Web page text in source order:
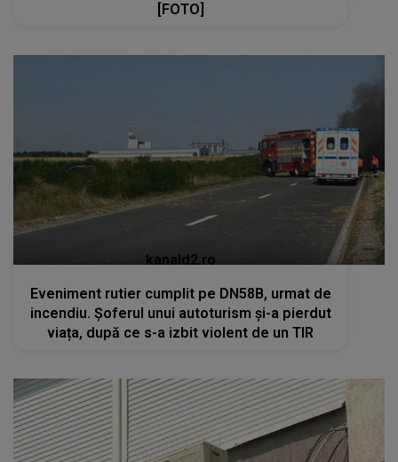
[FOTO]
kanald2.ro
Eveniment rutier cumplit pe DN58B, urmat de
incendiu. Șoferul unui autoturism și-a pierdut
viața, după ce s-a izbit violent de un TIR